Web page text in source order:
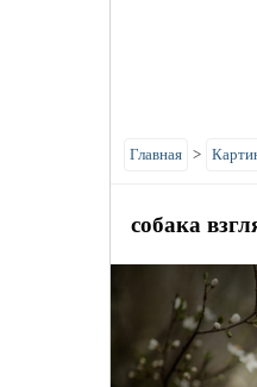
Главная >
собака